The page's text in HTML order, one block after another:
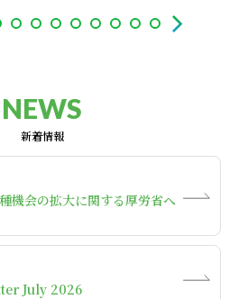
NEWS
新着情報
機会の拡大に関する厚労省へ
July 2026